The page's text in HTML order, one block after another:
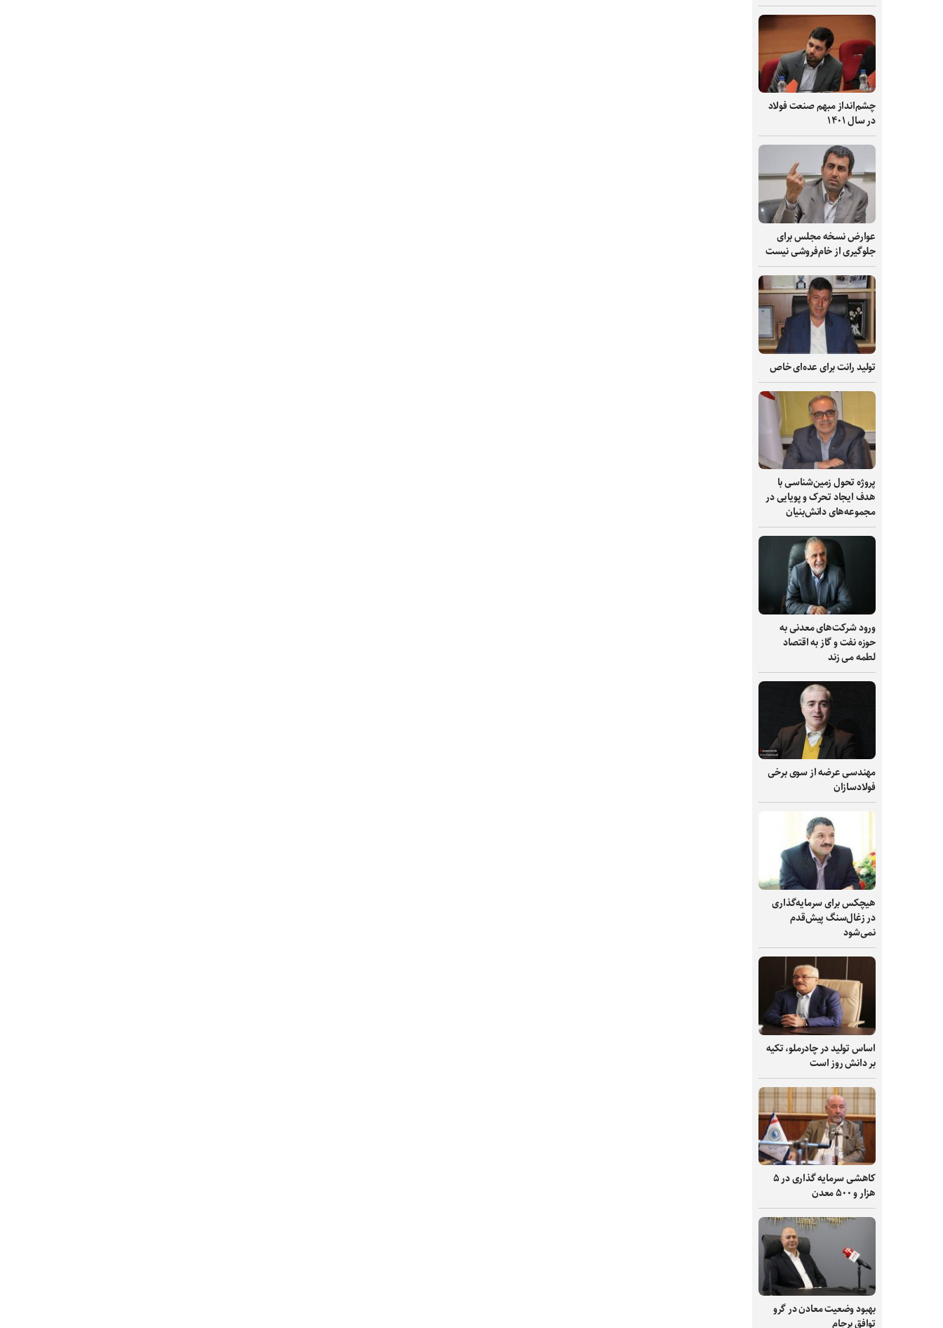
چشم‌انداز مبهم صنعت فولاد
در سال ۱۴۰۱
عوارض نسخه مجلس برای
جلوگیری از خام‌فروشی نیست
تولید رانت برای عده‌ای خاص
پروژه تحول زمین‌شناسی با
هدف ایجاد تحرک و پویایی در
مجموعه‌های دانش‌بنیان
ورود شرکت‌های معدنی به
حوزه نفت و گاز به اقتصاد
لطمه می زند
مهندسی عرضه از سوی برخی
فولادسازان
هیچکس برای سرمایه‌گذاری
در زغال‌سنگ پیش‌قدم
نمی‌شود
اساس تولید در چادرملو، تکیه
بر دانش‌ روز است
کاهشی سرمایه گذاری در ۵
هزار و ۵۰۰ معدن
بهبود وضعیت معادن در گرو
توافق برجام